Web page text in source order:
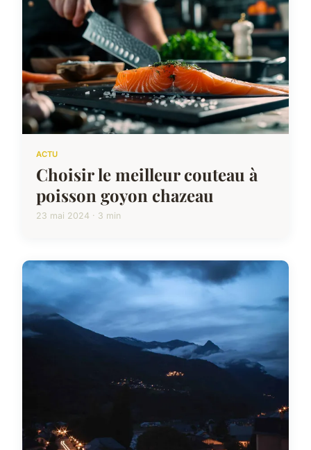
ACTU
Choisir le meilleur couteau à
poisson goyon chazeau
23 mai 2024 · 3 min